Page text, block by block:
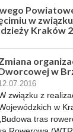
w
Kraków
w
związku z
w
„Budowa tras